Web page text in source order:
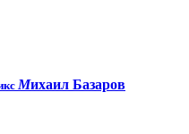
Михаил Базаров